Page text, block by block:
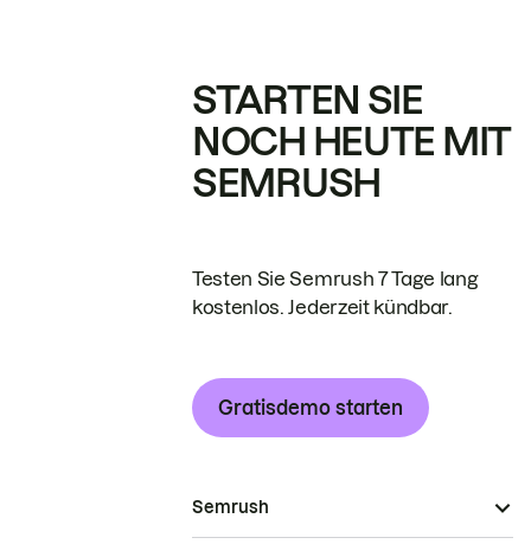
STARTEN SIE
NOCH HEUTE MIT
SEMRUSH
Testen Sie Semrush 7 Tage lang
kostenlos. Jederzeit kündbar.
Gratisdemo starten
Semrush